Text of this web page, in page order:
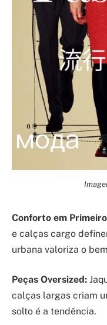
Conforto em
e calças cargo
urbana valoriza o
Peças Oversized:
calças largas criam
solto é a tendência.